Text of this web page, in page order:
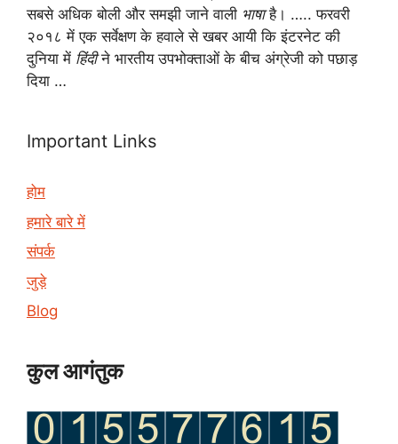
सबसे अधिक बोली और समझी जाने वाली भाषाहै। ….. फरवरी
२०१८ में एक सर्वेक्षण के हवाले से खबर आयी कि इंटरनेट की
दुनिया में हिंदीने भारतीय उपभोक्ताओं के बीच अंग्रेजी को पछाड़
दिया …
Important Links
होम
हमारे बारे में
संपर्क
जुड़े
Blog
कुल आगंतुक